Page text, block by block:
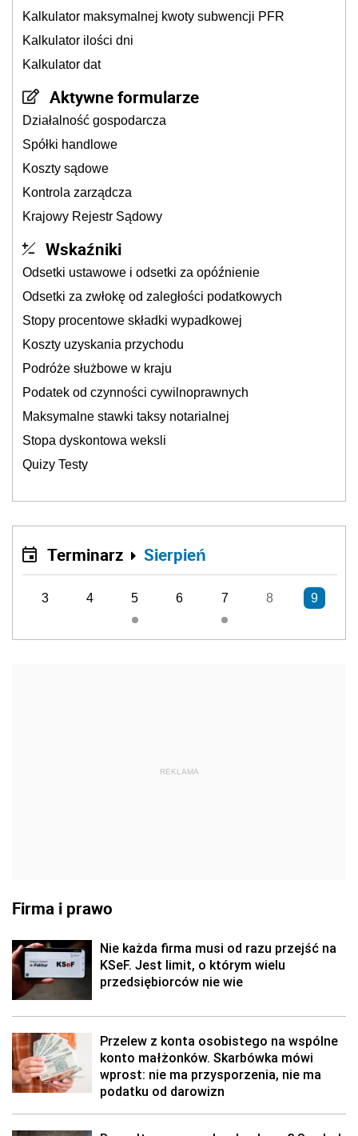
Kalkulator maksymalnej kwoty subwencji PFR
Kalkulator ilości dni
Kalkulator dat
Aktywne formularze
Działalność gospodarcza
Spółki handlowe
Koszty sądowe
Kontrola zarządcza
Krajowy Rejestr Sądowy
Wskaźniki
Odsetki ustawowe i odsetki za opóźnienie
Odsetki za zwłokę od zaległości podatkowych
Stopy procentowe składki wypadkowej
Koszty uzyskania przychodu
Podróże służbowe w kraju
Podatek od czynności cywilnoprawnych
Maksymalne stawki taksy notarialnej
Stopa dyskontowa weksli
Quizy Testy
Terminarz Sierpień
3 4 5 6 7 8 9
REKLAMA
Firma i prawo
Nie każda firma musi od razu przejść na
KSeF. Jest limit, o którym wielu
przedsiębiorców nie wie
Przelew z konta osobistego na wspólne
konto małżonków. Skarbówka mówi
wprost: nie ma przysporzenia, nie ma
podatku od darowizn